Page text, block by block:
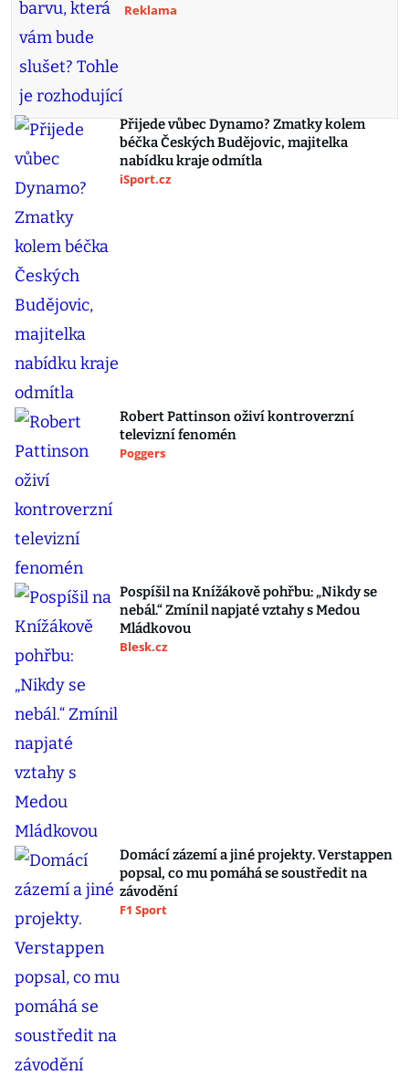
Reklama
Přijede vůbec Dynamo? Zmatky kolem
béčka Českých Budějovic, majitelka
nabídku kraje odmítla
iSport.cz
Robert Pattinson oživí kontroverzní
televizní fenomén
Poggers
Pospíšil na Knížákově pohřbu: „Nikdy se
nebál.“ Zmínil napjaté vztahy s Medou
Mládkovou
Blesk.cz
Domácí zázemí a jiné projekty. Verstappen
popsal, co mu pomáhá se soustředit na
závodění
F1 Sport